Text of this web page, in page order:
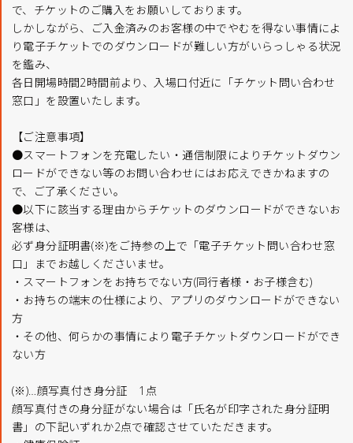
で、チケットのご購入をお願いしております。
しかしながら、ご入金済みのお客様の中でやむを得ない事情によ
り電子チケットでのダウンロードが難しい方がいらっしゃる状況
を鑑み、
各日開場時間2時間前より、入場口付近に「チケット問い合わせ
窓口」を設置いたします。
【ご注意事項】
●スマートフォンを充電したい・通信制限によりチケットダウン
ロードができない等のお問い合わせにはお応えできかねますの
で、ご了承ください。
●以下に該当する理由からチケットのダウンロードができないお
客様は、
必ず身分証明書(※)をご持参の上で「電子チケット問い合わせ窓
口」までお越しくださいませ。
・スマートフォンをお持ちでない方(同行者様・お子様含む)
・お持ちの端末の仕様により、アプリのダウンロードができない
方
・その他、何らかの事情により電子チケットダウンロードができ
ない方
(※)…顔写真付き身分証 1点
顔写真付きの身分証がない場合は「氏名が印字された身分証明
書」の下記いずれか2点で確認させていただきます。